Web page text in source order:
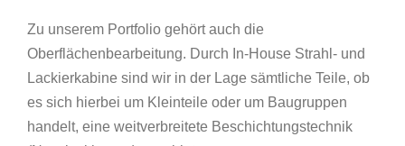
Zu unserem Portfolio gehört auch die
Oberflächenbearbeitung. Durch In-House Strahl- und
Lackierkabine sind wir in der Lage sämtliche Teile, ob
es sich hierbei um Kleinteile oder um Baugruppen
handelt, eine weitverbreitete Beschichtungstechnik